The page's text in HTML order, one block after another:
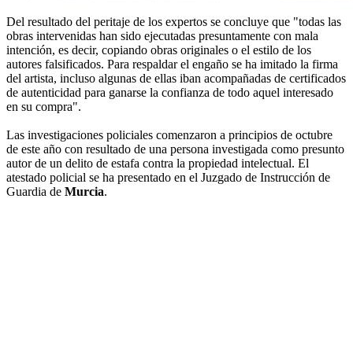
Del resultado del peritaje de los expertos se concluye que "todas las
obras intervenidas han sido ejecutadas presuntamente con mala
intención, es decir, copiando obras originales o el estilo de los
autores falsificados. Para respaldar el engaño se ha imitado la firma
del artista, incluso algunas de ellas iban acompañadas de certificados
de autenticidad para ganarse la confianza de todo aquel interesado
en su compra".
Las investigaciones policiales comenzaron a principios de octubre
de este año con resultado de una persona investigada como presunto
autor de un delito de estafa contra la propiedad intelectual. El
atestado policial se ha presentado en el Juzgado de Instrucción de
Guardia de Murcia.